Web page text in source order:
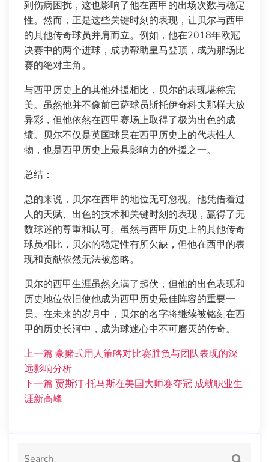
到伤病困扰，这也影响了他在西甲的出场次数与稳定
性。然而，正是这些关键时刻的表现，让贝尔与西甲
的其他传奇球员并肩而立。例如，他在2018年欧冠
决赛中的两个进球，成功帮助皇马登顶，成为那场比
赛的绝对主角。
与西甲历史上的其他外援相比，贝尔的表现堪称完
美。虽然他并不像前巴萨球员斯托伊奇科夫那样大放
异彩，但他依然在西甲赛场上取得了极为出色的成
绩。贝尔不仅是英国球员在西甲历史上的代表性人
物，也是西甲历史上最具影响力的外援之一。
总结：
总的来说，贝尔在西甲的地位无可忽视。他凭借着过
人的天赋、出色的技术和关键时刻的表现，赢得了无
数球迷的尊重和认可。虽然与西甲历史上的其他传奇
球员相比，贝尔的稳定性有所欠缺，但他在西甲的表
现和贡献依然无法被忽略。
贝尔的西甲生涯虽然充满了起伏，但他的出色表现和
历史地位依旧使他成为西甲历史最佳阵容的重要一
员。在未来的岁月中，贝尔的名字将继续被铭刻在西
甲的历史长河中，成为球迷心中不可磨灭的传奇。
上一篇 豪赌式用人策略对比赛胜负与团队表现的深
远影响分析
下一篇 贾斯汀·托马斯在美国大师赛夺冠 成就职业生
涯新高峰